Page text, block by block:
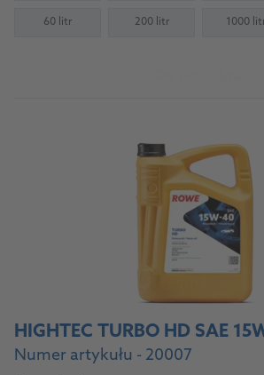
60 litr 200 litr 1000
HIGHTEC TURBO HD SAE
Numer artykułu - 20007